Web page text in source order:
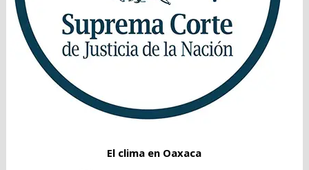
El clima en Oaxaca